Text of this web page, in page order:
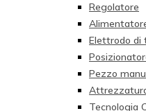
Regolatore
Elettrodo di
Pezzo
Tecnologia